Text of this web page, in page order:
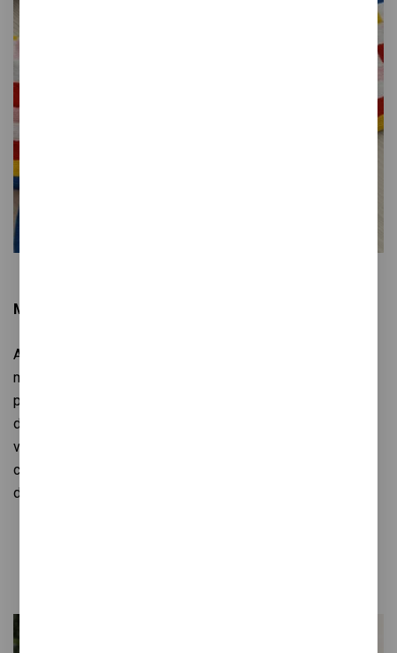
MMMMIX&MATCH (2022)
Aquesta col·lecció està formada per dos parells de
mitjons que dialoguen i es complementen. Per una banda
parlen del procés de treball a l’estudi: hi ha pluges
d’idees, peces que encaixen, retroalimentació, proves,
varietat, riures. Per altra banda t’animen a contagiar-te de
color, a barrejar per sumar i a sortir al carrer amb actitud
de jugar. Combina’ls!